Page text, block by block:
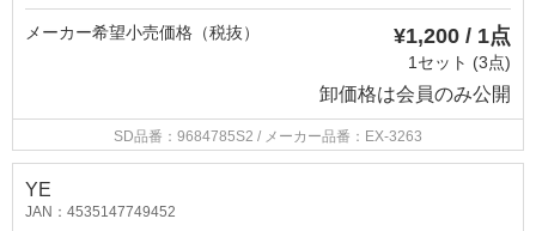
メーカー希望小売価格（税抜） ¥1,200 / 1点
1セット (3点)
卸価格は会員のみ公開
SD品番：9684785S2 / メーカー品番：EX-3263
YE
JAN：4535147749452